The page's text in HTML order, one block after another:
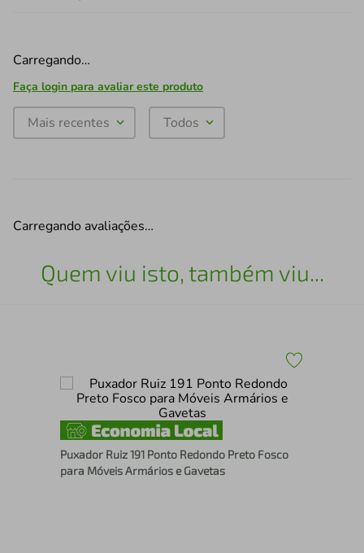
Carregando…
Faça login para avaliar este produto
Mais recentes Todos
Carregando avaliações…
Quem viu isto, também viu...
Puxador Ruiz 191 Ponto Redondo Preto Fosco
para Móveis Armários e Gavetas